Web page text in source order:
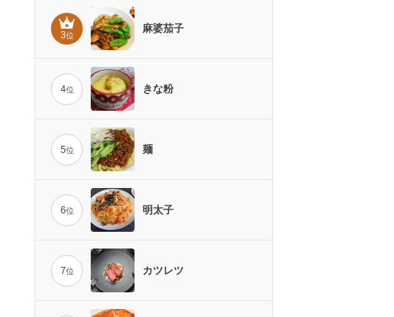
3位
麻婆茄子
4位 きな粉
5位 麺
6位 明太子
7位 カツレツ